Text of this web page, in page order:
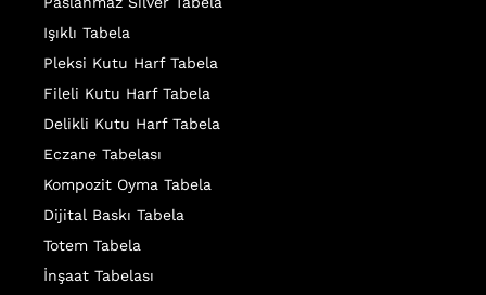
Işıklı Tabela
Pleksi Kutu Harf Tabela
Fileli Kutu Harf Tabela
Delikli Kutu Harf Tabela
Eczane Tabelası
Kompozit Oyma Tabela
Dijital Baskı Tabela
Totem Tabela
İnşaat Tabelası